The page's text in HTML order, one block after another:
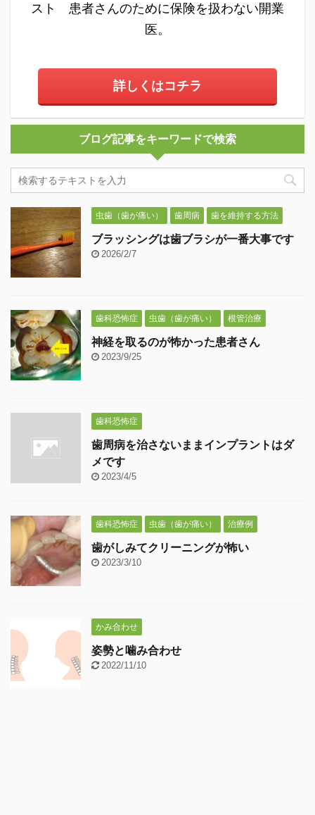
スト 患者さんのために保険を扱わない開業
医。
詳しくはコチラ
ブログ記事をキーワードで検索
虫歯（歯が痛い） 歯周病 歯を維持する方法
ブラッシングは歯ブラシが一番大事です
2026/2/7
歯科恐怖症 虫歯（歯が痛い） 根管治療
神経を取るのが怖かった患者さん
2023/9/25
歯科恐怖症
歯周病を治さないままインプラントはダ
メです
2023/4/5
歯科恐怖症 虫歯（歯が痛い） 治療例
歯がしみてクリーニングが怖い
2023/3/10
かみ合わせ
姿勢と噛み合わせ
2022/11/10